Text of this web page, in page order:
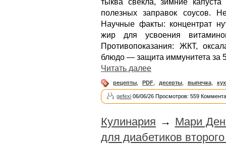
полезных заправок соусов.
Научные факты: концентрат
жир для усвоения
Противопоказания: ЖКТ,
блюдо — защита иммунитета за
Читать далее
рецепты PDF десерты выпечка
gefexi 06/06/26 Просмотров: 559
Кулинария → Мари
для диабетиков